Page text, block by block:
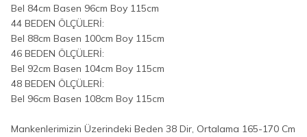
Bel 84cm Basen 96cm Boy 115cm
44 BEDEN ÖLÇÜLERİ:
Bel 88cm Basen 100cm Boy 115cm
46 BEDEN ÖLÇÜLERİ:
Bel 92cm Basen 104cm Boy 115cm
48 BEDEN ÖLÇÜLERİ:
Bel 96cm Basen 108cm Boy 115cm
Mankenlerimizin Üzerindeki Beden 38 Dir, Ortalama 165-170 Cm